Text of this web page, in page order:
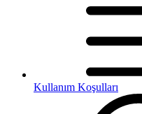
Kullanım Koşulları